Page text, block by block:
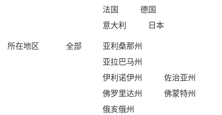
法国
德国
意大利
日本
所在地区
全部
亚利桑那州
亚拉巴马州
伊利诺伊州
佐治亚州
佛罗里达州
佛蒙特州
俄亥俄州